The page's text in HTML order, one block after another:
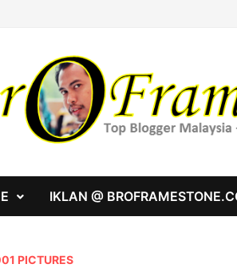
IKLAN @
PICTURES